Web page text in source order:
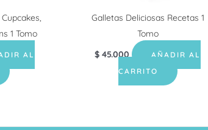
1 Tomo
AL
Galletas Deliciosas Recetas 1
Tomo
$ 45.000
AÑADIR AL
CARRITO